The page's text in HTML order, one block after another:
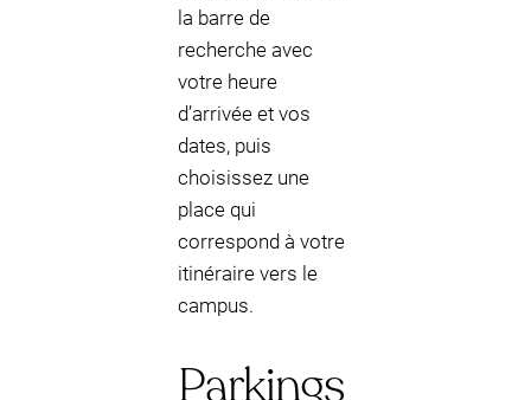
la barre de
recherche avec
votre heure
d’arrivée et vos
dates, puis
choisissez une
place qui
correspond à votre
itinéraire vers le
campus.
Parkings